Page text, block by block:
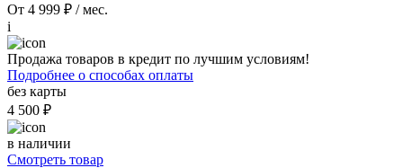
От 4 999 ₽ / мес.
i
Продажа товаров в кредит по лучшим условиям!
Подробнее о способах оплаты
без карты
4 500 ₽
в наличии
Смотреть товар